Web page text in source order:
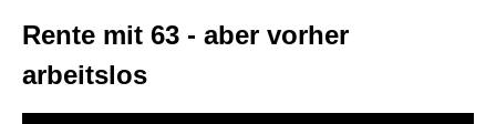
Rente mit 63 - aber vorher
arbeitslos